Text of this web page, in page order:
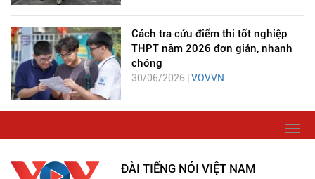
Cách tra cứu điểm thi tốt nghiệp
THPT năm 2026 đơn giản, nhanh
chóng
30/06/2026 | VOVVN
ĐÀI TIẾNG NÓI VIỆT NAM